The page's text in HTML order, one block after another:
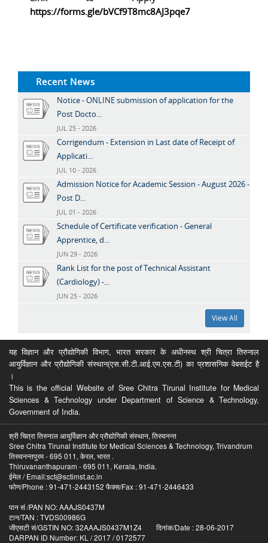
https://forms.gle/bVCf9T8mc8AJ3pqe7
Recent News
Notice - ONLINE submission of application for the
Post Docto...
JUL 25 - 2026
Corrigendum - Extension in Last date of Receipt of
Applicati...
JUL 10 - 2026
Admission Notice for Academic Session - August 2026 -
Post D...
JUL 01 - 2026
Schedule of Certificate verification - General
Apprentice, d...
JUN 29 - 2026
Rank List for the post of Technical Assistant
(Cardiology) -...
JUN 25 - 2026
View All
यह विज्ञान और प्रौद्योगिकी विभाग, भारत सरकार के अधीनस्थ श्री चित्रा तिरुनाल
आयुर्विज्ञान और प्रौद्योगिकी संस्थान(एस.सी.टी.आई.एम.एस.टी) का प्रशासनिक वेबसईट है
।
This is the official Website of Sree Chitra Tirunal Institute for Medical
Sciences & Technology under Department of Science & Technology,
Government of India.
श्री चित्रा तिरुनाल आयुर्विज्ञान और प्रौद्योगिकी संस्थान, तिरुवनन्त
Sree Chitra Tirunal Institute for Medical Sciences & Technology, Trivandrum
तिरुवनन्तपुरम - 695 011, केरल, भारत .
Thiruvananthapuram - 695 011, Kerala, India.
ईमेल / Email:sct@sctimst.ac.in
फोण/Phone : 91-471-2443152 फैक्स/Fax : 91-471-2446433
पान सं /PAN NO: AAAJS0437M
टान/TAN : TVDS00986G
जीएसटी सं/GSTIN NO: 32AAAJS0437M1Z4 दिनांक/Date : 28-06-2017
DARPAN ID Number: KL / 2017 / 0172577